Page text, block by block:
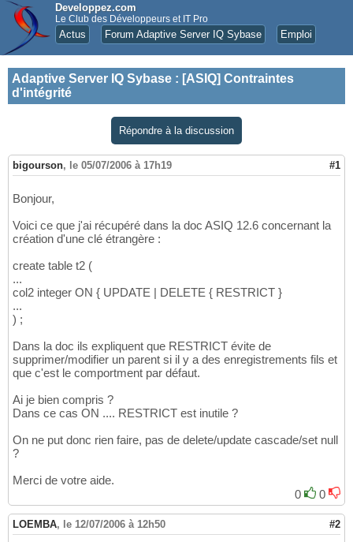
Developpez.com
Le Club des Développeurs et IT Pro
Actus Forum Adaptive Server IQ Sybase Emploi
Adaptive Server IQ Sybase : [ASIQ] Contraintes
d'intégrité
Répondre à la discussion
bigourson, le 05/07/2006 à 17h19 #1
Bonjour,
Voici ce que j'ai récupéré dans la doc ASIQ 12.6 concernant la
création d'une clé étrangère :
create table t2 (
...
col2 integer ON { UPDATE | DELETE { RESTRICT }
...
) ;
Dans la doc ils expliquent que RESTRICT évite de
supprimer/modifier un parent si il y a des enregistrements fils et
que c'est le comportment par défaut.
Ai je bien compris ?
Dans ce cas ON .... RESTRICT est inutile ?
On ne put donc rien faire, pas de delete/update cascade/set null
?
Merci de votre aide.
0
0
LOEMBA, le 12/07/2006 à 12h50 #2